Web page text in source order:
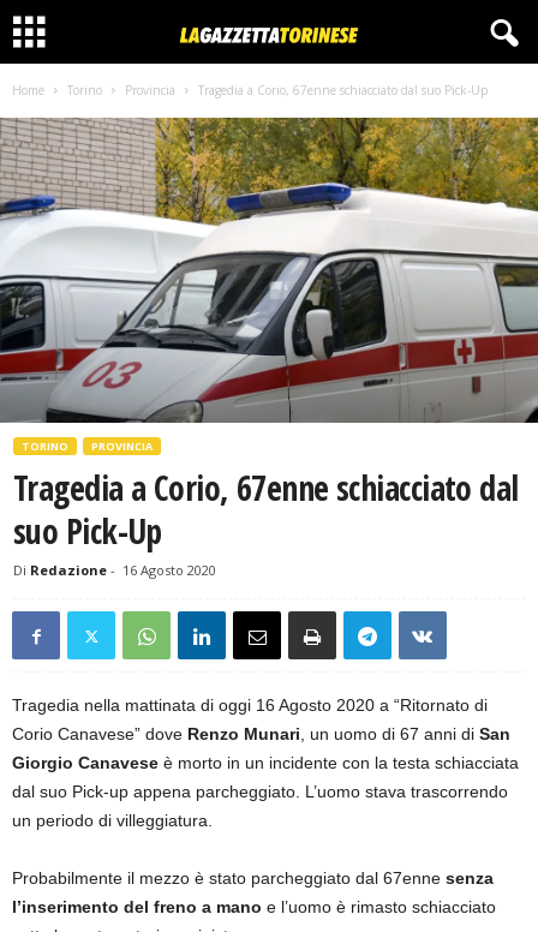
Home Torino Provincia Tragedia a Corio, 67enne schiacciato dal suo Pick-Up
TORINO PROVINCIA
Tragedia a Corio, 67enne schiacciato dal
suo Pick-Up
Di Redazione - 16 Agosto 2020
Tragedia nella mattinata di oggi 16 Agosto 2020 a “Ritornato di
Corio Canavese” dove Renzo Munari, un uomo di 67 anni di San
Giorgio Canavese è morto in un incidente con la testa schiacciata
dal suo Pick-up appena parcheggiato. L’uomo stava trascorrendo
un periodo di villeggiatura.
Probabilmente il mezzo è stato parcheggiato dal 67enne senza
l’inserimento del freno a mano e l’uomo è rimasto schiacciato